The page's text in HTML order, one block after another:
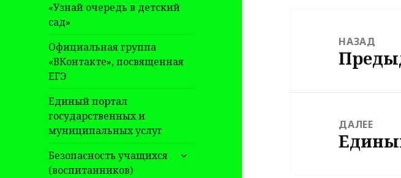
«Узнай очередь в детский
сад»
Официальная группа
«ВКонтакте», посвященная
ЕГЭ
Единый портал
государственных и
муниципальных услуг
Безопасность учащихся
(воспитанников)
раскрыть
записям
НАЗАД
ДАЛЕЕ